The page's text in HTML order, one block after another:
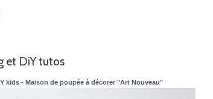
et DiY tutos
kids - Maison de poupée à décorer "Art Nouveau"